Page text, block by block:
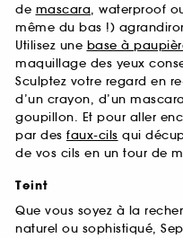
de mascara, waterproof
même du bas !)
Utilisez une base à
maquillage des yeux
Sculptez votre regard en
d’un crayon, d’un
goupillon. Et pour aller
par des faux-cils qui
de vos cils en un tour de
Teint
Que vous soyez à la
naturel ou sophistiqué,